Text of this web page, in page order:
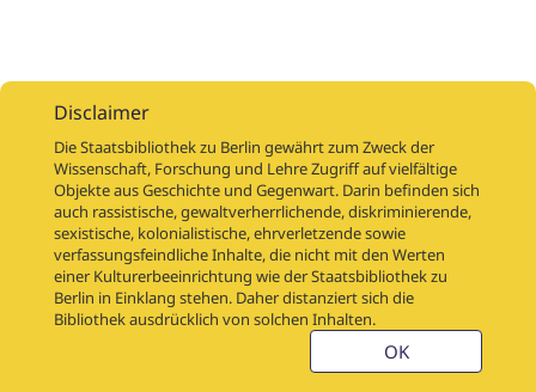
DigitalisierungsaufträgeÜberDigitalisierungsprojekteLinks
DigiworkflowWeitere digitalisierte Bestände
Kontakt
Nutzungsbedingungen
Startseite der SBB
Stabikat
Weitere Kataloge der SBB
Disclaimer
Die Staatsbibliothek zu Berlin gewährt zum Zweck der
Wissenschaft, Forschung und Lehre Zugriff auf vielfältige
Objekte aus Geschichte und Gegenwart. Darin befinden sich
auch rassistische, gewaltverherrlichende, diskriminierende,
sexistische, kolonialistische, ehrverletzende sowie
verfassungsfeindliche Inhalte, die nicht mit den Werten
einer Kulturerbeeinrichtung wie der Staatsbibliothek zu
Berlin in Einklang stehen. Daher distanziert sich die
Bibliothek ausdrücklich von solchen Inhalten.
OK